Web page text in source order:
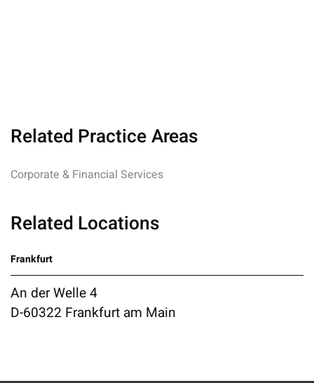
Related Practice Areas
Corporate & Financial Services
Related Locations
Frankfurt
An der Welle 4
D-60322 Frankfurt am Main